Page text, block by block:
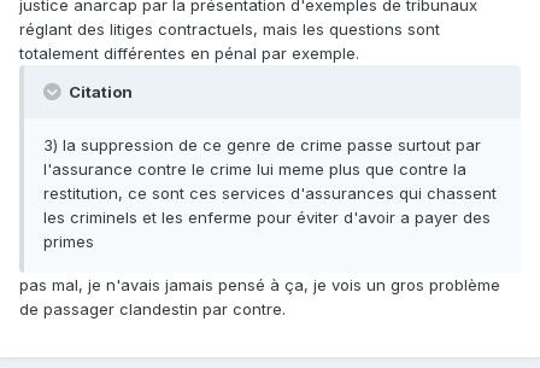
justice anarcap par la présentation d'exemples de tribunaux
réglant des litiges contractuels, mais les questions sont
totalement différentes en pénal par exemple.
Citation
3) la suppression de ce genre de crime passe surtout par
l'assurance contre le crime lui meme plus que contre la
restitution, ce sont ces services d'assurances qui chassent
les criminels et les enferme pour éviter d'avoir a payer des
primes
pas mal, je n'avais jamais pensé à ça, je vois un gros problème
de passager clandestin par contre.